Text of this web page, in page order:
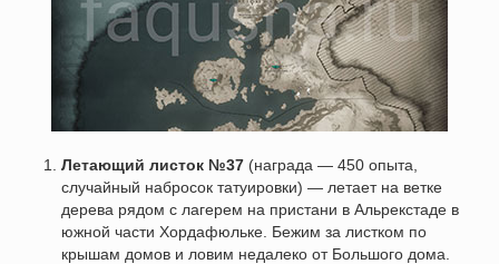
Летающий листок №37 (награда — 450 опыта,
случайный набросок татуировки) — летает на ветке
дерева рядом с лагерем на пристани в Альрекстаде в
южной части Хордафюльке. Бежим за листком по
крышам домов и ловим недалеко от Большого дома.